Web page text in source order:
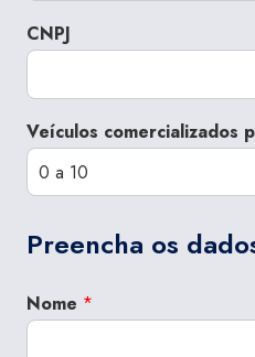
CNPJ
Veículos comercializados
Preencha os
Nome *